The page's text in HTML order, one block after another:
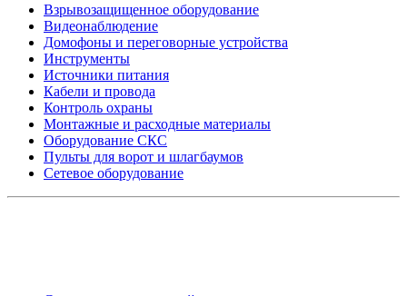
Взрывозащищенное оборудование
Видеонаблюдение
Домофоны и переговорные устройства
Инструменты
Источники питания
Кабели и провода
Контроль охраны
Монтажные и расходные материалы
Оборудование СКС
Пульты для ворот и шлагбаумов
Сетевое оборудование